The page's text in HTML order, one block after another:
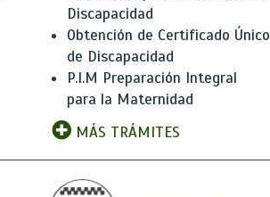
Discapacidad
Obtención de Certificado Único
de Discapacidad
P.I.M Preparación Integral
para la Maternidad
MÁS TRÁMITES